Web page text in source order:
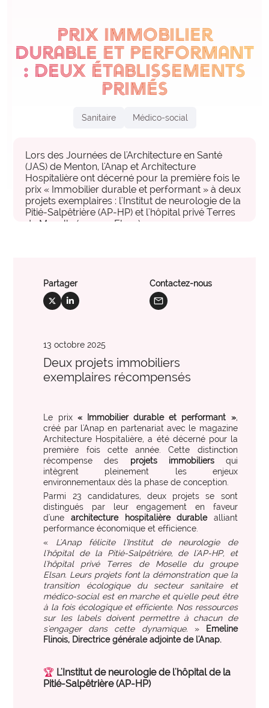
INVESTISSEMENT, LOGISTIQUE, ACHATS ET DÉVELOPPEMENT DURABLE
Achats
expertise_achats
Développement Durable
expertise_dev_durable_rse
PERFORMANCE ECONOMIQUE ET INGENIERIE FINANCIERE
Finances et Dialogue de Gestion
expertise_finances_dial_gestion
USAGES DU NUMÉRIQUE, DE L’IA ET DE LA DATA
Gouvernance du SI
Panorama des solutions SI
Télémédecine
Usage de l’IA
Coordination et innovation dans les Parcours
Domicile et habitat intermédiaire
Performance des ESMS
Qualité d'accompagnement
Transformation de l’offre
PARCOURS ET PRISES EN CHARGE SANITAIRES
Biologie médicale
Blocs Opératoires
Cooperation Territoriale et GHT
Expérience Patient
Gouvernance et Stratégie d’établissement
offre_appuisterrain300 Appuis terrain
Nos experts vous accompagnent dans votre
établissement pour vous aider à mettre en œuvre
vos projets d’organisation.
Bonnes pratiques
d'organisations performantes.
offre_masterclass300 Masterclass
Des formats d’apprentissage en présentiel, animés
par des experts pour monter en compétence sur vos
International et Prospective
Les clés pour anticiper les transformations de
demain.
d'accéder en un clin d'œil à 100 indicateurs de
pilotage stratégique alimentés automatiquement par
les données structurées et actualisées de votre
établissement.
Autodiagnostics
Des outils pour vous aider à évaluer la maturité de
vos projets et vous fournir des repères par rapport à
des organisations performantes.
Plateforme d’outils
Des tableaux de bord dynamiques et interactifs pour
identifier et activer vos leviers de performance.
L'observatoire des usages de l'IA en santé de l'Anap
recense des solutions IA innovantes et concrètes
Prix Immobilier
durable et performant
: deux établissements
primés
Sanitaire Médico-social
Lors des Journées de l'Architecture en Santé
(JAS) de Menton, l'Anap et Architecture
Hospitalière ont décerné pour la première fois le
prix « Immobilier durable et performant » à deux
projets exemplaires : l'Institut de neurologie de la
Pitié-Salpêtrière (AP-HP) et l'hôpital privé Terres
de Moselle (groupe Elsan).
Partager
social_x social_linkedin
Contactez-nous
mail
13 octobre 2025
Deux projets immobiliers
exemplaires récompensés
Le prix « Immobilier durable et performant »,
créé par l'Anap en partenariat avec le magazine
Architecture Hospitalière, a été décerné pour la
première fois cette année. Cette distinction
récompense des projets immobiliersqui
intègrent pleinement les enjeux
environnementaux dès la phase de conception.
Parmi 23 candidatures, deux projets se sont
distingués par leur engagement en faveur
d'une architecture hospitalière durablealliant
performance économique et efficience.
« L'Anap félicite l'Institut de neurologie de
l'hôpital de la Pitié-Salpêtrière, de l'AP-HP, et
l'hôpital privé Terres de Moselle du groupe
Elsan. Leurs projets font la démonstration que la
transition écologique du secteur sanitaire et
médico-social est en marche et qu'elle peut être
à la fois écologique et efficiente. Nos ressources
sur les labels doivent permettre à chacun de
s'engager dans cette dynamique. »
Emeline
Flinois, Directrice générale adjointe de l'Anap.
🏆 L'Institut de neurologie de l'hôpital de la
Pitié-Salpêtrière (AP-HP)